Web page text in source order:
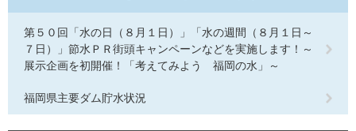
第５０回「水の日（８月１日）」「水の週間（８月１日～
７日）」節水ＰＲ街頭キャンペーンなどを実施します！～
展示企画を初開催！「考えてみよう 福岡の水」～
福岡県主要ダム貯水状況